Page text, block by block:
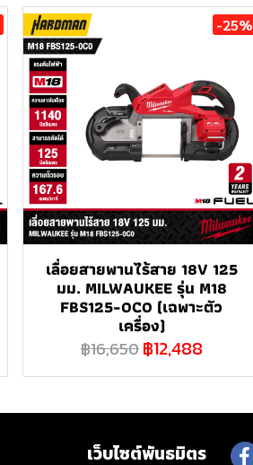
-25%
เลื่อยสายพานไร้สาย 18V 125
มม. MILWAUKEE รุ่น M18
FBS125-0C0 (เฉพาะตัว
เครื่อง)
฿16,650฿12,488
เว็บไซต์พันธมิตร